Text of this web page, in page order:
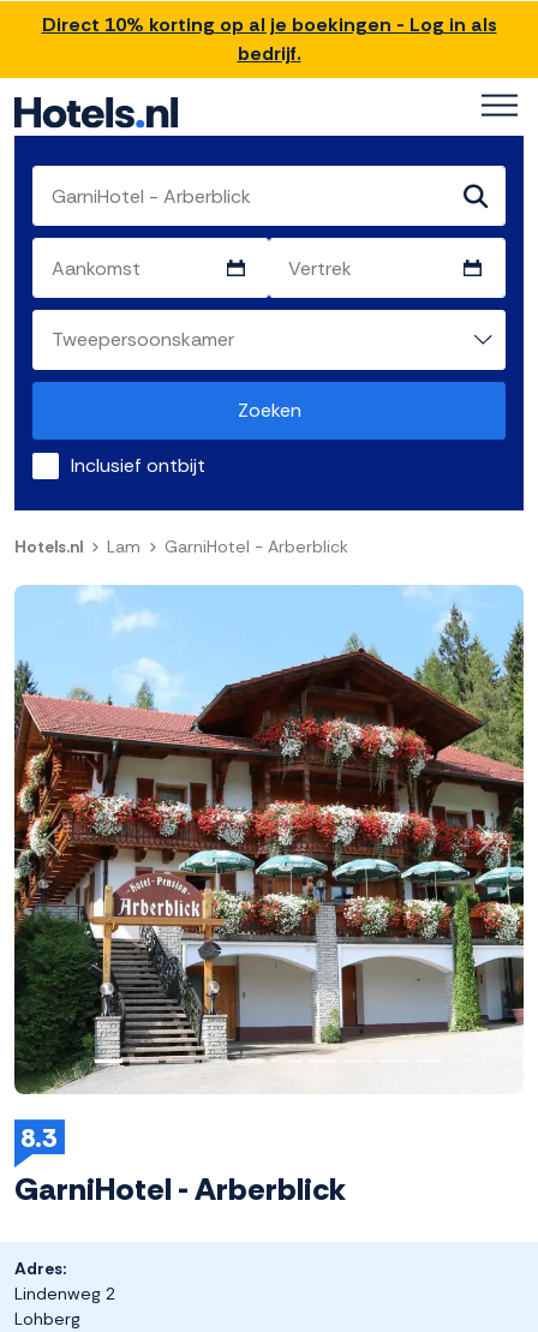
Direct 10% korting op al je boekingen - Log in als
bedrijf.
Zoeken
Inclusief ontbijt
Hotels.nl Lam GarniHotel - Arberblick
8.3
GarniHotel - Arberblick
Adres:
Lindenweg 2
Lohberg